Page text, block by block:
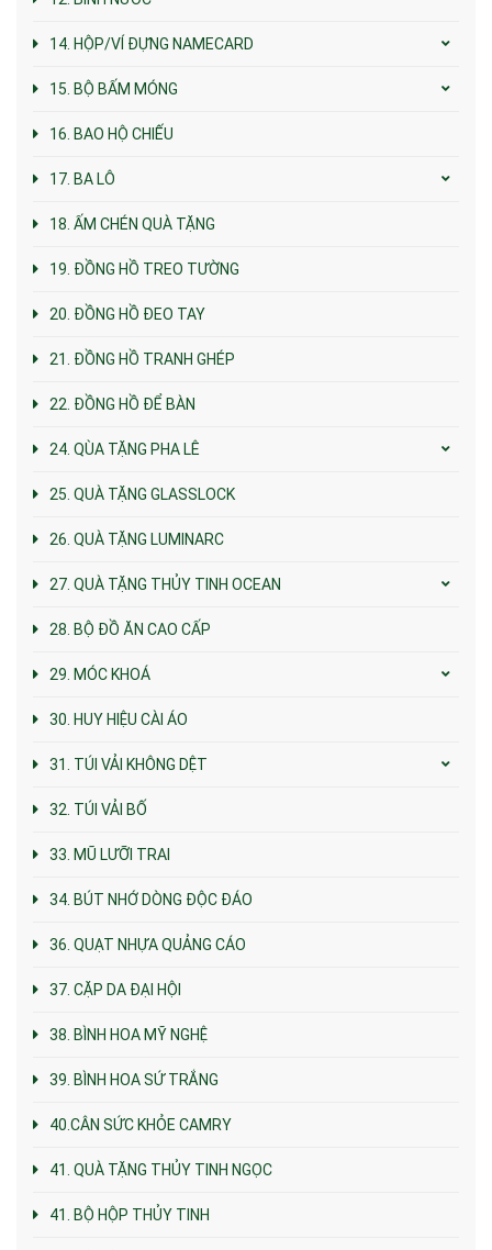
14. HỘP/VÍ ĐỰNG NAMECARD
15. BỘ BẤM MÓNG
16. BAO HỘ CHIẾU
17. BA LÔ
18. ẤM CHÉN QUÀ TẶNG
19. ĐỒNG HỒ TREO TƯỜNG
20. ĐỒNG HỒ ĐEO TAY
21. ĐỒNG HỒ TRANH GHÉP
22. ĐỒNG HỒ ĐỂ BÀN
24. QÙA TẶNG PHA LÊ
25. QUÀ TẶNG GLASSLOCK
26. QUÀ TẶNG LUMINARC
27. QUÀ TẶNG THỦY TINH OCEAN
28. BỘ ĐỒ ĂN CAO CẤP
29. MÓC KHOÁ
30. HUY HIỆU CÀI ÁO
31. TÚI VẢI KHÔNG DỆT
32. TÚI VẢI BỐ
33. MŨ LƯỠI TRAI
34. BÚT NHỚ DÒNG ĐỘC ĐÁO
36. QUẠT NHỰA QUẢNG CÁO
37. CẶP DA ĐẠI HỘI
38. BÌNH HOA MỸ NGHỆ
39. BÌNH HOA SỨ TRẮNG
40.CÂN SỨC KHỎE CAMRY
41. QUÀ TẶNG THỦY TINH NGỌC
41. BỘ HỘP THỦY TINH